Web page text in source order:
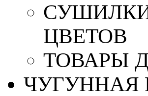
ЦВЕТОВ
ТОВАРЫ
ЧУГУННАЯ